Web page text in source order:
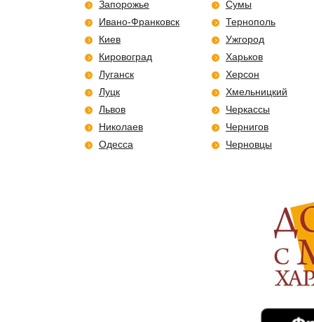
Запорожье
Ивано-Франковск
Киев
Кировоград
Луганск
Луцк
Львов
Николаев
Одесса
Сумы
Тернополь
Ужгород
Харьков
Херсон
Хмельницкий
Черкассы
Чернигов
Черновцы